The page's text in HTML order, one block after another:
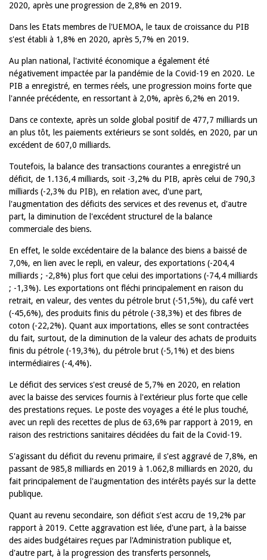
2020, après une progression de 2,8% en 2019.
Dans les Etats membres de l'UEMOA, le taux de croissance du PIB
s'est établi à 1,8% en 2020, après 5,7% en 2019.
Au plan national, l'activité économique a également été
négativement impactée par la pandémie de la Covid-19 en 2020. Le
PIB a enregistré, en termes réels, une progression moins forte que
l'année précédente, en ressortant à 2,0%, après 6,2% en 2019.
Dans ce contexte, après un solde global positif de 477,7 milliards un
an plus tôt, les paiements extérieurs se sont soldés, en 2020, par un
excédent de 607,0 milliards.
Toutefois, la balance des transactions courantes a enregistré un
déficit, de 1.136,4 milliards, soit -3,2% du PIB, après celui de 790,3
milliards (-2,3% du PIB), en relation avec, d'une part,
l'augmentation des déficits des services et des revenus et, d'autre
part, la diminution de l'excédent structurel de la balance
commerciale des biens.
En effet, le solde excédentaire de la balance des biens a baissé de
7,0%, en lien avec le repli, en valeur, des exportations (-204,4
milliards ; -2,8%) plus fort que celui des importations (-74,4 milliards
; -1,3%). Les exportations ont fléchi principalement en raison du
retrait, en valeur, des ventes du pétrole brut (-51,5%), du café vert
(-45,6%), des produits finis du pétrole (-38,3%) et des fibres de
coton (-22,2%). Quant aux importations, elles se sont contractées
du fait, surtout, de la diminution de la valeur des achats de produits
finis du pétrole (-19,3%), du pétrole brut (-5,1%) et des biens
intermédiaires (-4,4%).
Le déficit des services s'est creusé de 5,7% en 2020, en relation
avec la baisse des services fournis à l'extérieur plus forte que celle
des prestations reçues. Le poste des voyages a été le plus touché,
avec un repli des recettes de plus de 63,6% par rapport à 2019, en
raison des restrictions sanitaires décidées du fait de la Covid-19.
S'agissant du déficit du revenu primaire, il s'est aggravé de 7,8%, en
passant de 985,8 milliards en 2019 à 1.062,8 milliards en 2020, du
fait principalement de l'augmentation des intérêts payés sur la dette
publique.
Quant au revenu secondaire, son déficit s'est accru de 19,2% par
rapport à 2019. Cette aggravation est liée, d'une part, à la baisse
des aides budgétaires reçues par l'Administration publique et,
d'autre part, à la progression des transferts personnels,